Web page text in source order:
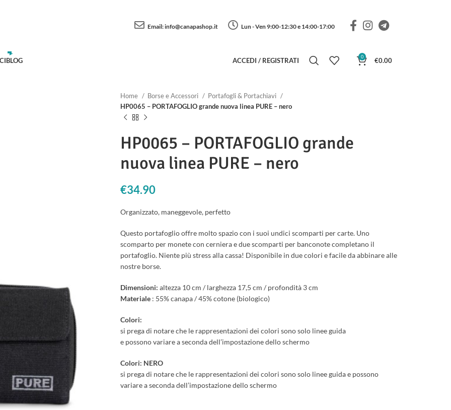
Email:info@canapashop.it Lun - Ven 9:00-12:30 e 14:00-17:00
BLOG ACCEDI / REGISTRATI 0 €0.00
Home Borse e Accessori
Portafogli & Portachiavi
HP0065 – PORTAFOGLIO grande nuova linea PURE – nero
HP0065 – PORTAFOGLIO grande
nuova linea PURE – nero
€34.90
Organizzato, maneggevole, perfetto
Questo portafoglio offre molto spazio con i suoi undici scomparti per carte. Uno
scomparto per monete con cerniera e due scomparti per banconote completano il
portafoglio. Niente più stress alla cassa! Disponibile in due colori e facile da abbinare alle
nostre borse.
Dimensioni: altezza 10 cm / larghezza 17,5 cm / profondità 3 cm
Materiale : 55% canapa / 45% cotone (biologico)
Colori:
si prega di notare che le rappresentazioni dei colori sono solo linee guida
e possono variare a seconda dell’impostazione dello schermo
Colori: NERO
si prega di notare che le rappresentazioni dei colori sono solo linee guida e possono
variare a seconda dell’impostazione dello schermo